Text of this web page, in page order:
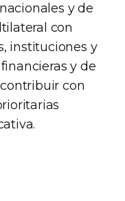
y de
con
instituciones y
y de
con